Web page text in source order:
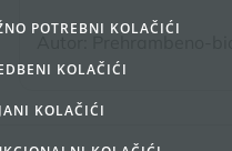
Autor: Prehrambeno-
POTREBNI KOLAČIĆI
KOLAČIĆI
KOLAČIĆI